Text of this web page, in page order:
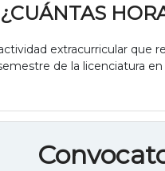
¿CUÁNTAS
extracurricular que
de la licenciatura